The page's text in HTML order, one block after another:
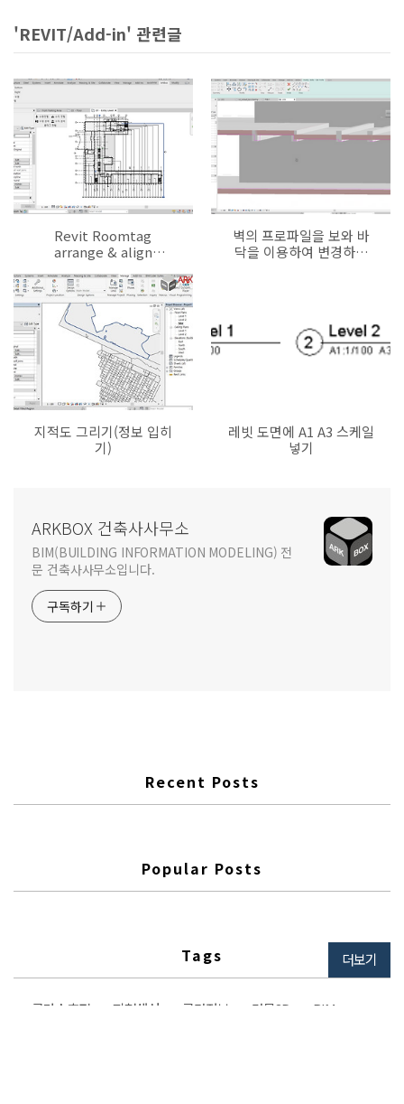
'REVIT/Add-in' 관련글
Revit Roomtag
arrange & align
벽의 프로파일을 보와 바
닥을 이용하여 변경하는
지적도 그리기(정보 입히
기)
레빗 도면에 A1 A3 스케일
넣기
ARKBOX 건축사사무소
BIM(BUILDING INFORMATION MODELING) 전
문 건축사사무소입니다.
구독하기
Recent Posts
Popular Posts
Tags 더보기
글라스호퍼 지형생성 공간정보 건물3D
BIM